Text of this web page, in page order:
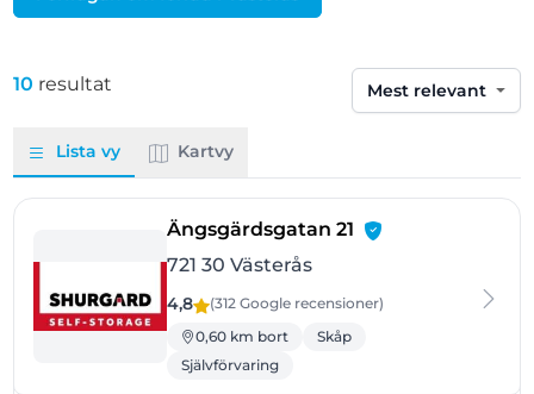
10 resultat
Sortera efter
Lista vy Kartvy
Ängsgärdsgatan 21 - Västerås
721 30 Västerås
4,8 (312 Google recensioner)
0,60 km bort
Skåp
Självförvaring